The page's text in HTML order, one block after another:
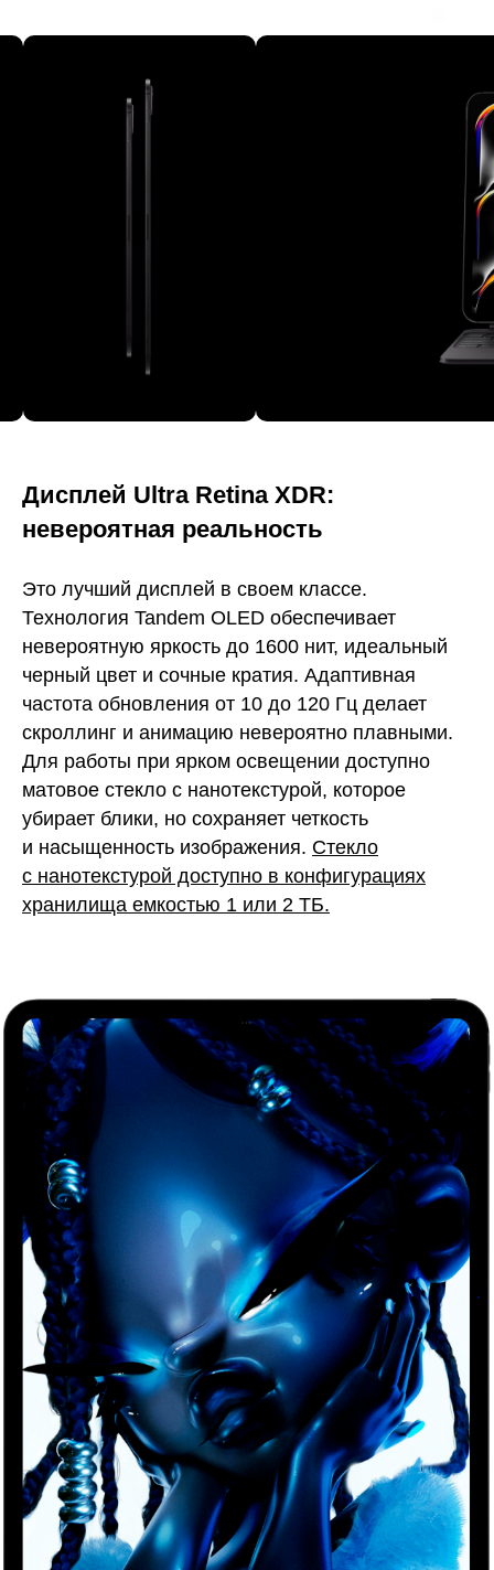
Дисплей Ultra Retina XDR:
невероятная реальность
Это лучший дисплей в своем классе.
Технология Tandem OLED обеспечивает
невероятную яркость до 1600 нит, идеальный
черный цвет и сочные кратия. Адаптивная
частота обновления от 10 до 120 Гц делает
скроллинг и анимацию невероятно плавными.
Для работы при ярком освещении доступно
матовое стекло с нанотекстурой, которое
убирает блики, но сохраняет четкость
и насыщенность изображения. Стекло
с нанотекстурой доступно в конфигурациях
хранилища емкостью 1 или 2 ТБ.